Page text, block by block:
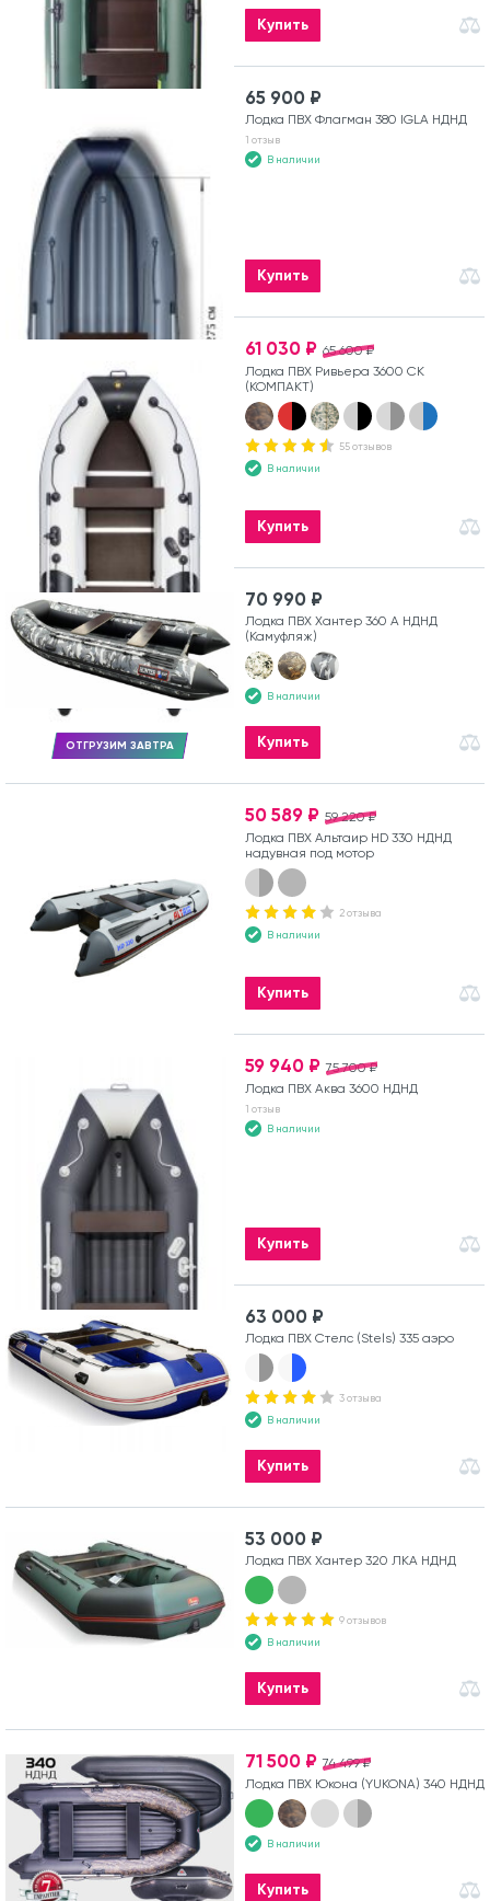
Купить
65 900 ₽
Лодка ПВХ Флагман 380 IGLA НДНД
1 отзыв
В наличии
Купить
65 600 ₽
61 030 ₽
Лодка ПВХ Ривьера 3600 СК
(КОМПАКТ)
55 отзывов
В наличии
Купить
ОТГРУЗИМ ЗАВТРА
70 990 ₽
Лодка ПВХ Хантер 360 А НДНД
(Камуфляж)
В наличии
Купить
59 220 ₽
50 589 ₽
Лодка ПВХ Альтаир HD 330 НДНД
надувная под мотор
2 отзыва
В наличии
Купить
75 700 ₽
59 940 ₽
Лодка ПВХ Аква 3600 НДНД
1 отзыв
В наличии
Купить
63 000 ₽
Лодка ПВХ Стелс (Stels) 335 аэро
3 отзыва
В наличии
Купить
53 000 ₽
Лодка ПВХ Хантер 320 ЛКА НДНД
9 отзывов
В наличии
Купить
74 499 ₽
71 500 ₽
Лодка ПВХ Юкона (YUKONA) 340 НДНД
В наличии
Купить